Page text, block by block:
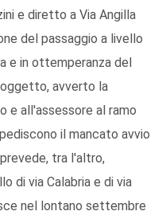
e diretto a Via Angilla
del passaggio a livello
e in ottemperanza del
avverto la
e all'assessore al ramo
il mancato avvio
tra l'altro,
di via Calabria e di via
nel lontano settembre